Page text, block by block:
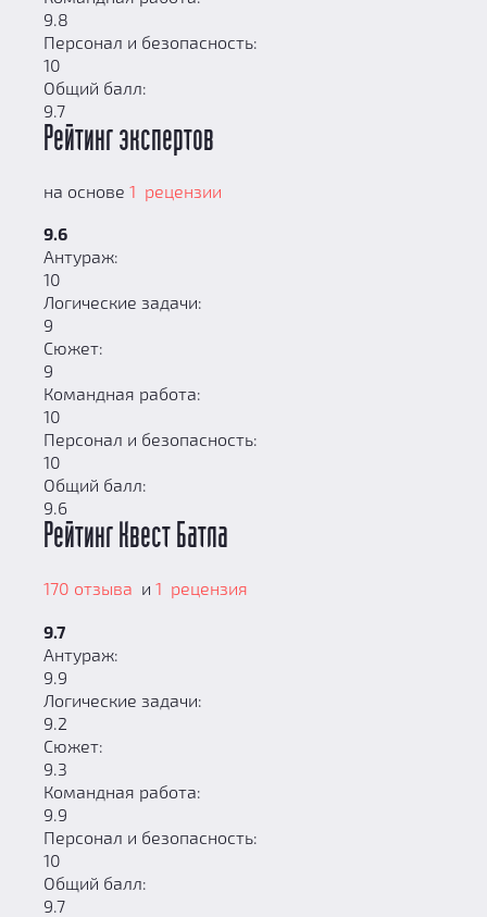
9.8
Персонал и безопасность:
10
Общий балл:
9.7
Рейтинг экспертов
на основе 1 рецензии
9.6
Антураж:
10
Логические задачи:
9
Сюжет:
9
Командная работа:
10
Персонал и безопасность:
10
Общий балл:
9.6
Рейтинг Квест Батла
170 отзыва и 1 рецензия
9.7
Антураж:
9.9
Логические задачи:
9.2
Сюжет:
9.3
Командная работа:
9.9
Персонал и безопасность:
10
Общий балл:
9.7